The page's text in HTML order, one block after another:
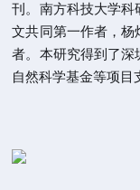
刊。南方科技大学科
文共同第一作者，杨
者。本研究得到了深
自然科学基金等项目